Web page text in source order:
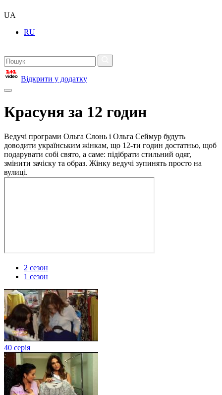
UA
RU
Відкрити у додатку
Красуня за 12 годин
Ведучі програми Ольга Слонь і Ольга Сеймур будуть
доводити українським жінкам, що 12-ти годин достатньо, щоб
подарувати собі свято, а саме: підібрати стильний одяг,
змінити зачіску та образ. Жінку ведучі зупинять просто на
вулиці.
2 сезон
1 сезон
40 серія